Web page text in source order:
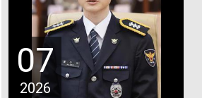
07
2026